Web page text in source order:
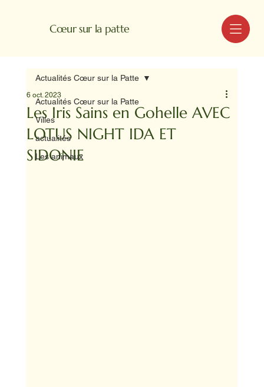
Cœur sur la patte MENU
Actualités Cœur sur la Patte
Villes
actualités
Les animaux
Actualités Cœur sur la Patte
Les Iris Sains en Gohelle AVEC
LOTUS NIGHT IDA ET
SIDONIE
6 oct. 2023